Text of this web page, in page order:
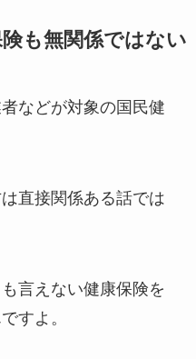
も無関係ではない
などが対象の国民健
直接関係ある話では
言えない健康保険を
すよ。